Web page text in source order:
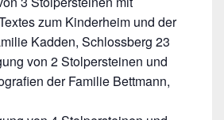
zum Kinderheim und der
Kadden, Schlossberg 23
von 2 Stolpersteinen und
der Familie Bettmann,